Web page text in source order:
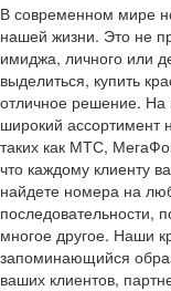
В современном мире
нашей жизни. Это не
имиджа, личного или
выделиться, купить
отличное решение.
широкий ассортимент
таких как МТС,
что каждому клиенту
найдете номера на
последовательности,
многое другое. Наши
запоминающийся
ваших клиентов,